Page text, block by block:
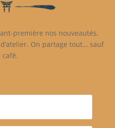
première nos nouveautés,
On partage tout… sauf
café.